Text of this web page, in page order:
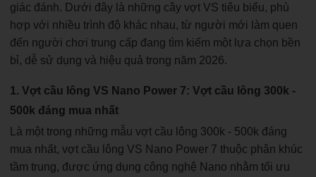
giác đánh. Dưới đây là những cây vợt VS tiêu biểu, phù
hợp với nhiều trình độ khác nhau, từ người mới làm quen
đến người chơi trung cấp đang tìm kiếm một lựa chọn bền
bỉ, dễ sử dụng và hiệu quả trong năm 2026.
1. Vợt cầu lông VS Nano Power 7: Vợt cầu lông 300k -
500k đáng mua nhất
Là một trong những mẫu vợt cầu lông 300k - 500k đáng
mua nhất, vợt cầu lông VS Nano Power 7 thuộc phân khúc
tầm trung, được ứng dụng công nghệ Nano nhằm tối ưu